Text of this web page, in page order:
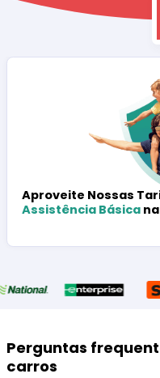
Aproveite Nossas
Assistência Básica
Perguntas
carros